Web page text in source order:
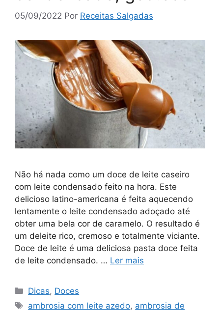
05/09/2022 Por Receitas Salgadas
Não há nada como um doce de leite caseiro
com leite condensado feito na hora. Este
delicioso latino-americana é feita aquecendo
lentamente o leite condensado adoçado até
obter uma bela cor de caramelo. O resultado é
um deleite rico, cremoso e totalmente viciante.
Doce de leite é uma deliciosa pasta doce feita
de leite condensado. … Ler mais
Categorias
Dicas, Doces
Tags
ambrosia com leite azedo, ambrosia de